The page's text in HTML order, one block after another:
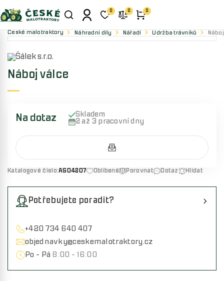
0 0 0
České malotraktory Náhradní díly Nářadí Údržba trávníků
Náboj válce
Na dotaz
Skladem
2 až 3 pracovní dny
Katalogové číslo:AS04207 Oblíbené Porovnat Dotaz Hlídat
Potřebujete poradit?
+420 734 640 407
objednavky@ceskemalotraktory.cz
Po - Pá 8:00 - 16:00